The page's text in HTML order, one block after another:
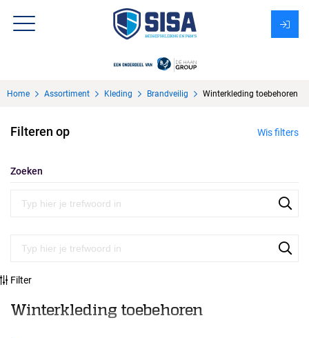
Over Sisa
KMS
Uitzendbureau?
Home Assortiment Kleding Brandveilig Winterkleding toebehoren
Filteren op Wis filters
Zoeken
Filter
Winterkleding toebehoren